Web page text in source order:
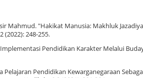
Mahmud. "Hakikat Manusia: Makhluk
(2022): 248-255.
Pendidikan Karakter Melalui
Pelajaran Pendidikan Kewarganegaraan